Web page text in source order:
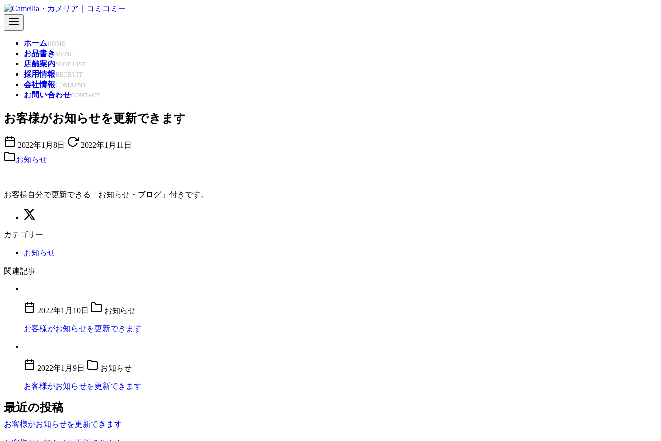
コ
ン
テ
ホームHOME
お品書き MENU
店舗案内SHOP LIST
採用情報RECRUIT
会社情報COMAPNY
お問い合わせCONTACT
お客様がお知らせを更新できます
2022年1月8日
2022年1月11日
お知らせ
お客様自分で更新できる「お知らせ・ブログ」付きです。
カテゴリー
お知らせ
関連記事
2022年1月10日 お知らせ
お客様がお知らせを更新できます
2022年1月9日 お知らせ
お客様がお知らせを更新できます
最近の投稿
お客様がお知らせを更新できます